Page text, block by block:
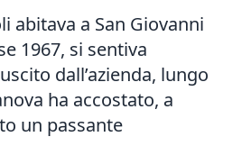
abitava a San Giovanni
1967, si sentiva
dall’azienda, lungo
ha accostato, a
un passante